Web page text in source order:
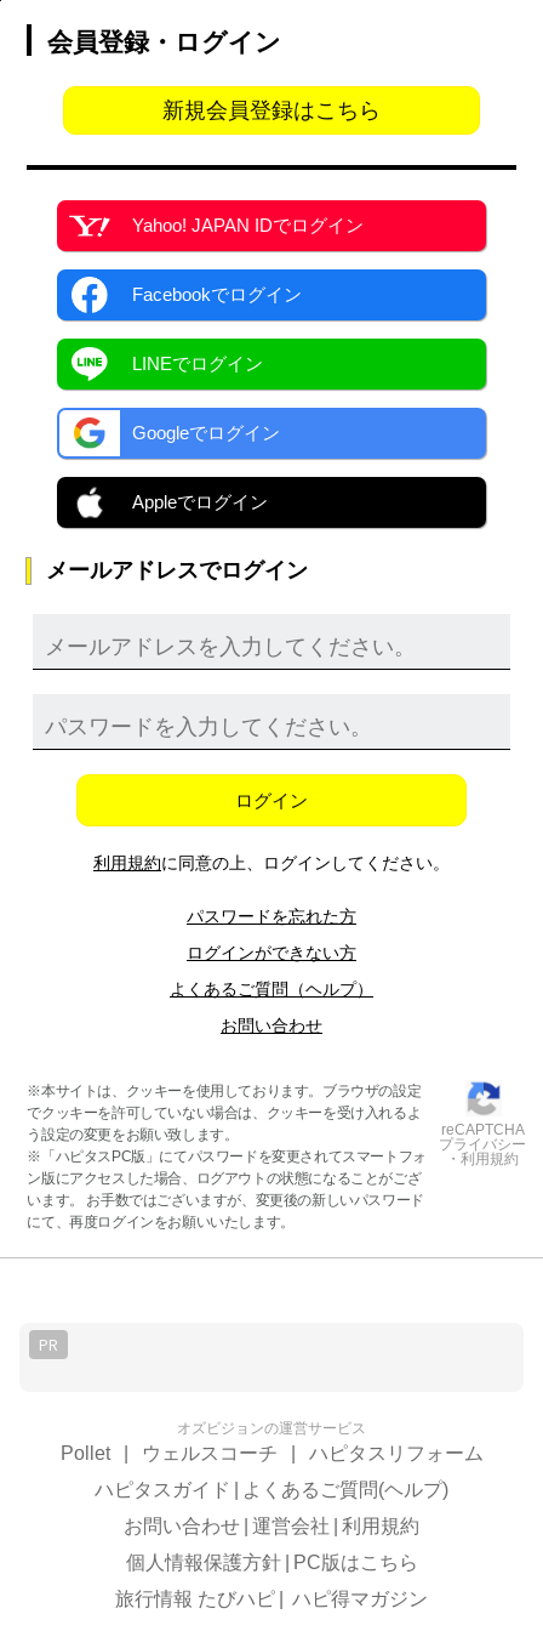
会員登録・ログイン
新規会員登録はこちら
Yahoo! JAPAN IDでログイン
Facebookでログイン
LINEでログイン
Googleでログイン
Appleでログイン
メールアドレスでログイン
ログイン
利用規約に同意の上、ログインしてください。
パスワードを忘れた方
ログインができない方
よくあるご質問（ヘルプ）
お問い合わせ
※本サイトは、クッキーを使用しております。ブラウザの設定
でクッキーを許可していない場合は、クッキーを受け入れるよ
う設定の変更をお願い致します。
※「ハピタスPC版」にてパスワードを変更されてスマートフォ
ン版にアクセスした場合、ログアウトの状態になることがござ
います。 お手数ではございますが、変更後の新しいパスワード
にて、再度ログインをお願いいたします。
reCAPTCHA
プライバシー
・利用規約
PR
オズビジョンの運営サービス
Pollet ウェルスコーチ
ハピタスリフォーム
ハピタスガイド
よくあるご質問(ヘルプ)
お問い合わせ 運営会社
利用規約
個人情報保護方針
PC版はこちら
旅行情報 たびハピ
ハピ得マガジン